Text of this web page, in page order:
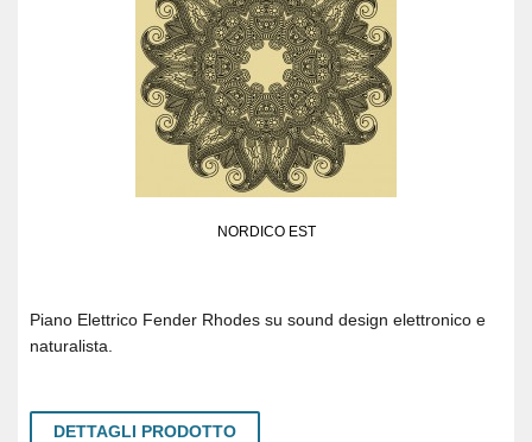
NORDICO EST
Piano Elettrico Fender Rhodes su sound design elettronico e
naturalista.
DETTAGLI PRODOTTO